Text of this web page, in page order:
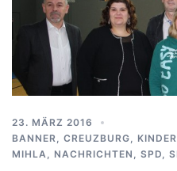
23. MÄRZ 2016
BANNER
CREUZBURG
MIHLA
NACHRICHTEN SPD